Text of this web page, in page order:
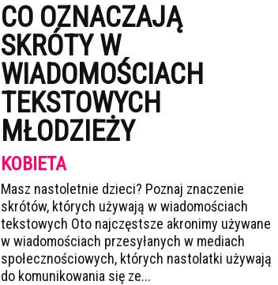
CO OZNACZAJĄ
SKRÓTY W
WIADOMOŚCIACH
TEKSTOWYCH
MŁODZIEŻY
KOBIETA
Masz nastoletnie dzieci? Poznaj znaczenie
skrótów, których używają w wiadomościach
tekstowych Oto najczęstsze akronimy używane
w wiadomościach przesyłanych w mediach
społecznościowych, których nastolatki używają
do komunikowania się ze...